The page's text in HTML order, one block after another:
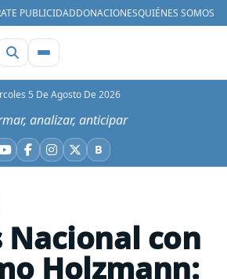
PUBLICIDADDONACIONESQUIÉNES SOMOS
5 De Agosto De 2026
analizar, anticipar
YouTube
Facebook
Instagram
X BBluesky
Nacional con
Holzmann: